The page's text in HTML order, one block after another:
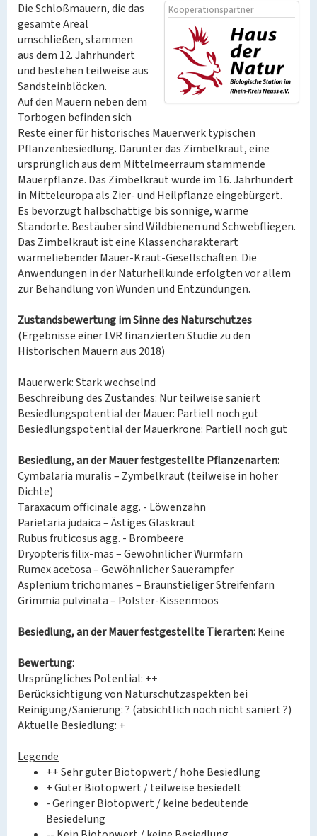
Kooperationspartner
Die Schloßmauern, die das
gesamte Areal
umschließen, stammen
aus dem 12. Jahrhundert
und bestehen teilweise aus
Sandsteinblöcken.
Auf den Mauern neben dem
Torbogen befinden sich
Reste einer für historisches Mauerwerk typischen
Pflanzenbesiedlung. Darunter das Zimbelkraut, eine
ursprünglich aus dem Mittelmeerraum stammende
Mauerpflanze. Das Zimbelkraut wurde im 16. Jahrhundert
in Mitteleuropa als Zier- und Heilpflanze eingebürgert.
Es bevorzugt halbschattige bis sonnige, warme
Standorte. Bestäuber sind Wildbienen und Schwebfliegen.
Das Zimbelkraut ist eine Klassencharakterart
wärmeliebender Mauer-Kraut-Gesellschaften. Die
Anwendungen in der Naturheilkunde erfolgten vor allem
zur Behandlung von Wunden und Entzündungen.
Zustandsbewertung im Sinne des Naturschutzes
(Ergebnisse einer LVR finanzierten Studie zu den
Historischen Mauern aus 2018)
Mauerwerk: Stark wechselnd
Beschreibung des Zustandes: Nur teilweise saniert
Besiedlungspotential der Mauer: Partiell noch gut
Besiedlungspotential der Mauerkrone: Partiell noch gut
Besiedlung, an der Mauer festgestellte Pflanzenarten:
Cymbalaria muralis – Zymbelkraut (teilweise in hoher
Dichte)
Taraxacum officinale agg. - Löwenzahn
Parietaria judaica – Ästiges Glaskraut
Rubus fruticosus agg. - Brombeere
Dryopteris filix-mas – Gewöhnlicher Wurmfarn
Rumex acetosa – Gewöhnlicher Sauerampfer
Asplenium trichomanes – Braunstieliger Streifenfarn
Grimmia pulvinata – Polster-Kissenmoos
Besiedlung, an der Mauer festgestellte Tierarten:Keine
Bewertung:
Ursprüngliches Potential: ++
Berücksichtigung von Naturschutzaspekten bei
Reinigung/Sanierung: ? (absichtlich noch nicht saniert ?)
Aktuelle Besiedlung: +
Legende
++ Sehr guter Biotopwert / hohe Besiedlung
+ Guter Biotopwert / teilweise besiedelt
- Geringer Biotopwert / keine bedeutende
Besiedelung